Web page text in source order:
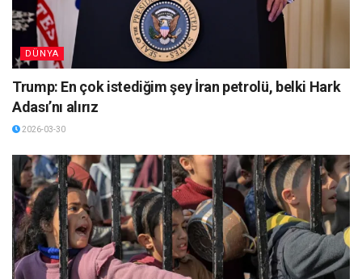
DÜNYA
Trump: En çok istediğim şey İran petrolü, belki Hark
Adası’nı alırız
2026-03-30